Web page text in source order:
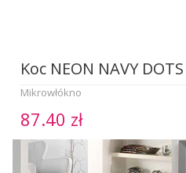
Koc NEON NAVY DOTS
Mikrowłókno
87.40 zł